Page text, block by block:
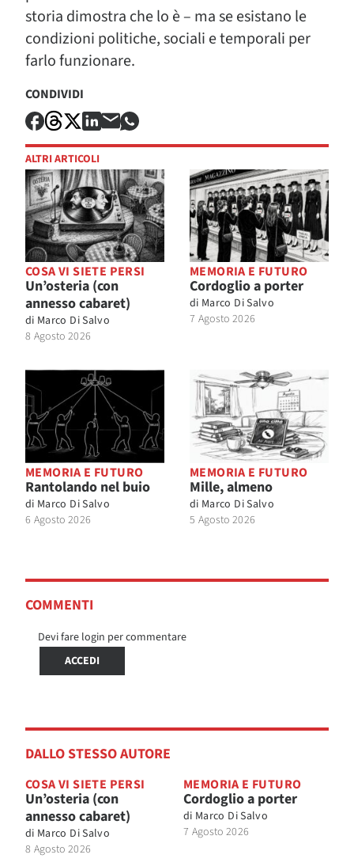
storia dimostra che lo è – ma se esistano le
condizioni politiche, sociali e temporali per
farlo funzionare.
CONDIVIDI
ALTRI ARTICOLI
COSA VI SIETE PERSI
Un’osteria (con
annesso cabaret)
di Marco Di Salvo
8 Agosto 2026
MEMORIA E FUTURO
Cordoglio a porter
di Marco Di Salvo
7 Agosto 2026
MEMORIA E FUTURO
Rantolando nel buio
di Marco Di Salvo
6 Agosto 2026
MEMORIA E FUTURO
Mille, almeno
di Marco Di Salvo
5 Agosto 2026
COMMENTI
Devi fare login per commentare
ACCEDI
DALLO STESSO AUTORE
COSA VI SIETE PERSI
Un’osteria (con
annesso cabaret)
di Marco Di Salvo
8 Agosto 2026
MEMORIA E FUTURO
Cordoglio a porter
di Marco Di Salvo
7 Agosto 2026